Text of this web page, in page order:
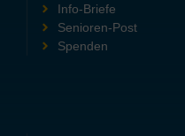
Info-Briefe
Senioren-Post
Spenden